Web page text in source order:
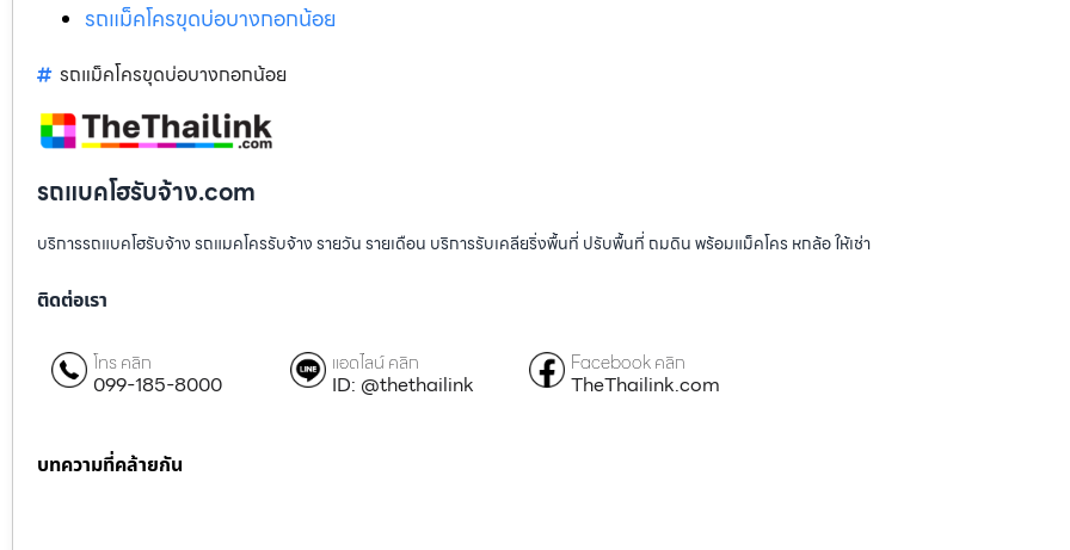
รถแม็คโครขุดบ่อบางกอกน้อย
รถแม็คโครขุดบ่อบางกอกน้อย
รถแบคโฮรับจ้าง.com
บริการรถแบคโฮรับจ้าง รถแมคโครรับจ้าง รายวัน รายเดือน บริการรับเคลียริ่งพื้นที่ ปรับพื้นที่ ถมดิน พร้อมแม็คโคร หกล้อ ให้เช่า
ติดต่อเรา
โทร คลิก
099-185-8000
แอดไลน์ คลิก
ID: @thethailink
Facebook คลิก
TheThailink.com
บทความที่คล้ายกัน